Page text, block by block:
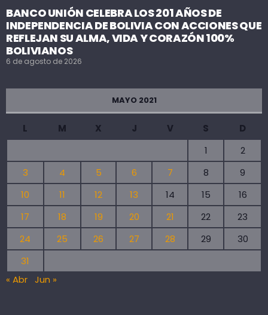
BANCO UNIÓN CELEBRA LOS 201 AÑOS DE
INDEPENDENCIA DE BOLIVIA CON ACCIONES QUE
REFLEJAN SU ALMA, VIDA Y CORAZÓN 100%
BOLIVIANOS
6 de agosto de 2026
MAYO 2021
L M X J V S
D
1
2
3
4 5 6 7 8
9
10
11 12 13 14 15
16
17
18 19 20 21 22
23
24
25 26 27 28 29
30
31
« Abr Jun »